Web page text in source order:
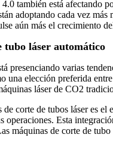
también está afectando
adoptando cada vez
aún más el crecimiento
tubo láser automático
presenciando varias
elección preferida
láser de CO2
corte de tubos láser es
operaciones. Esta
de corte de